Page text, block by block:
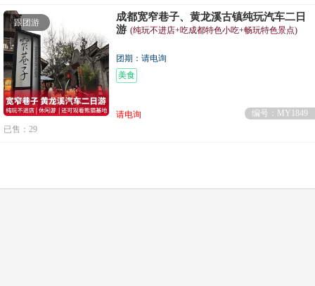
跟团游
成都宽窄巷子、黄龙溪古镇纯玩汽车二日
游 (纯玩不进店+吃成都特色小吃+畅玩特色景点)
团期：请电询
美食
请电询
编号：MY1849
已售：29